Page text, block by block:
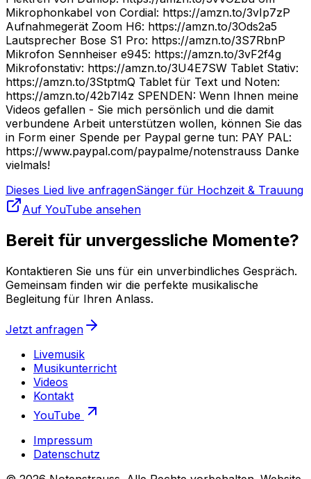
Mikrophonkabel von Cordial: https://amzn.to/3vIp7zP
Aufnahmegerät Zoom H6: https://amzn.to/3Ods2a5
Lautsprecher Bose S1 Pro: https://amzn.to/3S7RbnP
Mikrofon Sennheiser e945: https://amzn.to/3vF2f4g
Mikrofonstativ: https://amzn.to/3U4E7SW Tablet Stativ:
https://amzn.to/3StptmQ Tablet für Text und Noten:
https://amzn.to/42b7l4z SPENDEN: Wenn Ihnen meine
Videos gefallen - Sie mich persönlich und die damit
verbundene Arbeit unterstützen wollen, können Sie das
in Form einer Spende per Paypal gerne tun: PAY PAL:
https://www.paypal.com/paypalme/notenstrauss Danke
vielmals!
Dieses Lied live anfragenSänger für Hochzeit & Trauung
Auf YouTube ansehen
Bereit für unvergessliche Momente?
Kontaktieren Sie uns für ein unverbindliches Gespräch.
Gemeinsam finden wir die perfekte musikalische
Begleitung für Ihren Anlass.
Jetzt anfragen
Livemusik
Musikunterricht
Videos
Kontakt
YouTube
Impressum
Datenschutz